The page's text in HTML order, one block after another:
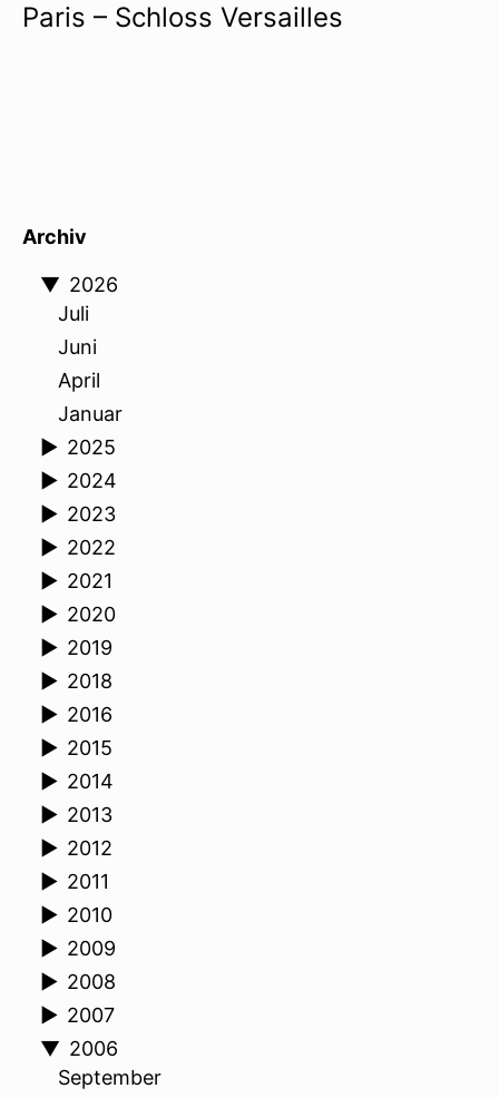
Paris – Schloss Versailles
Archiv
▼ 2026
Juli
Juni
April
Januar
► 2025
► 2024
► 2023
► 2022
► 2021
► 2020
► 2019
► 2018
► 2016
► 2015
► 2014
► 2013
► 2012
► 2011
► 2010
► 2009
► 2008
► 2007
▼ 2006
September